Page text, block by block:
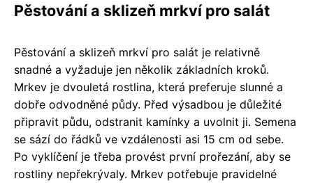
Pěstování a sklizeň mrkví pro salát
Pěstování a sklizeň mrkví pro salát je relativně
snadné a vyžaduje jen několik základních kroků.
Mrkev je dvouletá rostlina, která preferuje slunné a
dobře odvodněné půdy. Před výsadbou je důležité
připravit půdu, odstranit kamínky a uvolnit ji. Semena
se sází do řádků ve vzdálenosti asi 15 cm od sebe.
Po vyklíčení je třeba provést první prořezání, aby se
rostliny nepřekrývaly. Mrkev potřebuje pravidelné